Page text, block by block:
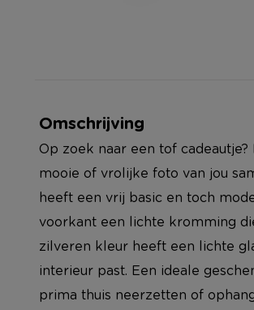
Omschrijving
Op zoek naar een tof
mooie of vrolijke foto van jou
heeft een vrij basic en toch
voorkant een lichte kromming
zilveren kleur heeft een lichte
interieur past. Een ideale
prima thuis neerzetten of